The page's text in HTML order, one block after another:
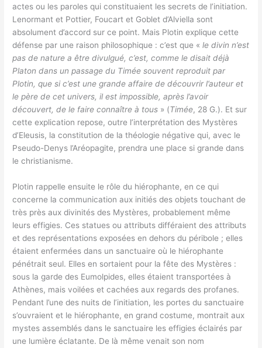
actes ou les paroles qui constituaient les secrets de l’initiation.
Lenormant et Pottier, Foucart et Goblet d’Alviella sont
absolument d’accord sur ce point. Mais Plotin explique cette
défense par une raison philosophique : c’est que «le divin n’est
pas de nature a être divulgué, c’est, comme le disait déjà
Platon dans un passage du Timée souvent reproduit par
Plotin, que si c’est une grande affaire de découvrir l’auteur et
le père de cet univers, il est impossible, après l’avoir
découvert, de le faire connaître à tous » (Timée, 28 G.). Et sur
cette explication repose, outre l’interprétation des Mystères
d’Eleusis, la constitution de la théologie négative qui, avec le
Pseudo-Denys l’Aréopagite, prendra une place si grande dans
le christianisme.
Plotin rappelle ensuite le rôle du hiérophante, en ce qui
concerne la communication aux initiés des objets touchant de
très près aux divinités des Mystères, probablement même
leurs effigies. Ces statues ou attributs différaient des attributs
et des représentations exposées en dehors du péribole ; elles
étaient enfermées dans un sanctuaire où le hiérophante
pénétrait seul. Elles en sortaient pour la fête des Mystères :
sous la garde des Eumolpides, elles étaient transportées à
Athènes, mais voilées et cachées aux regards des profanes.
Pendant l’une des nuits de l’initiation, les portes du sanctuaire
s’ouvraient et le hiérophante, en grand costume, montrait aux
mystes assemblés dans le sanctuaire les effigies éclairés par
une lumière éclatante. De là même venait son nom